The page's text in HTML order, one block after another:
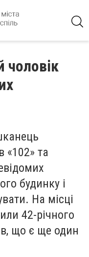
чоловік
«102» та
будинку і
На місці
42-річного
що є ще один